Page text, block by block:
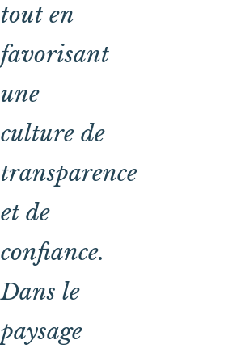
tout en
favorisant
une
culture de
transparence
et de
confiance.
Dans le
paysage